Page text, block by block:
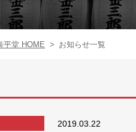
平堂 HOME > お知らせ一覧
2019.03.22